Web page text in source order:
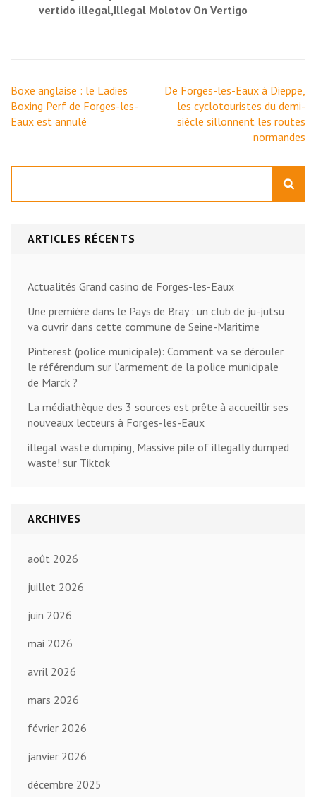
vertido illegal,Illegal Molotov On Vertigo
Navigation
de
l’article
Boxe anglaise : le Ladies
Boxing Perf de Forges-les-
Eaux est annulé
De Forges-les-Eaux à Dieppe,
les cyclotouristes du demi-
siècle sillonnent les routes
normandes
ARTICLES RÉCENTS
Actualités Grand casino de Forges-les-Eaux
Une première dans le Pays de Bray : un club de ju-jutsu
va ouvrir dans cette commune de Seine-Maritime
Pinterest (police municipale): Comment va se dérouler
le référendum sur l’armement de la police municipale
de Marck ?
La médiathèque des 3 sources est prête à accueillir ses
nouveaux lecteurs à Forges-les-Eaux
illegal waste dumping, Massive pile of illegally dumped
waste! sur Tiktok
ARCHIVES
août 2026
juillet 2026
juin 2026
mai 2026
avril 2026
mars 2026
février 2026
janvier 2026
décembre 2025